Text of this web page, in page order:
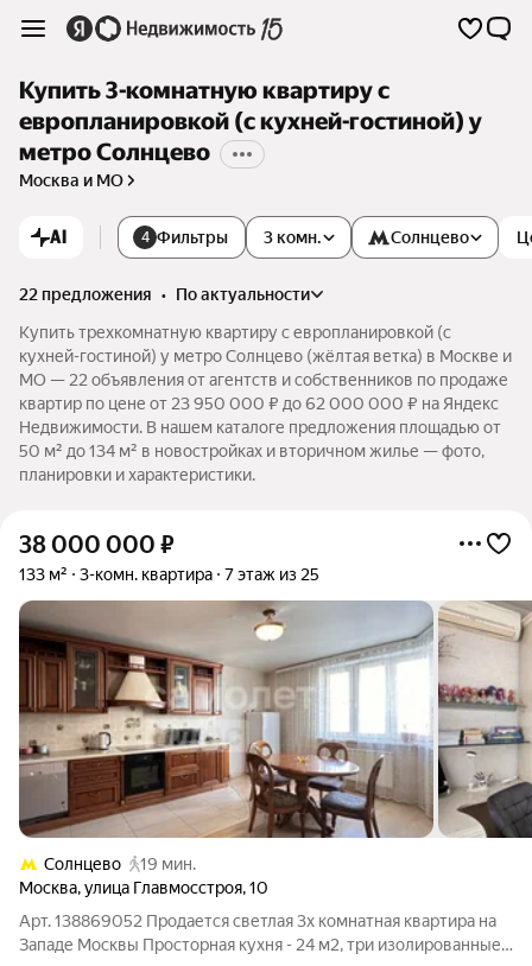
Купить 3-комнатную квартиру с
европланировкой (с кухней-гостиной) у
метро Солнцево
Москва и МО
AI 4 Фильтры 3 комн. Солнцево
22 предложения •
по актуальности
Купить трехкомнатную квартиру с европланировкой (с
кухней-гостиной) у метро Солнцево (жёлтая ветка) в Москве и
МО — 22 объявления от агентств и собственников по продаже
квартир по цене от 23 950 000 ₽ до 62 000 000 ₽ на Яндекс
Недвижимости. В нашем каталоге предложения площадью от
50 м² до 134 м² в новостройках и вторичном жилье — фото,
планировки и характеристики.
38 000 000 ₽
133 м² 3-комн. квартира 7 этаж из 25
Солнцево
19 мин.
Москва,улица Главмосстроя,10
Арт. 138869052 Продается светлая 3х комнатная квартира на
Западе Москвы Просторная кухня - 24 м2, три изолированные